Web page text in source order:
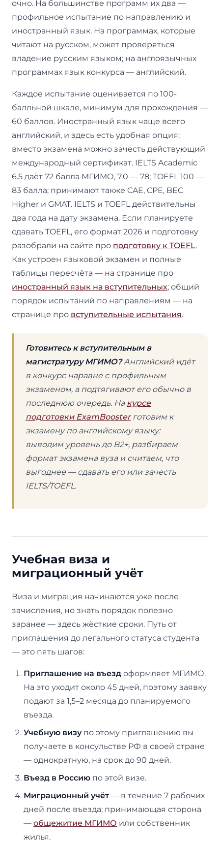
очно. На большинстве программ их два —
профильное испытание по направлению и
иностранный язык. На программах, которые
читают на русском, может проверяться
владение русским языком; на англоязычных
программах язык конкурса — английский.
Каждое испытание оценивается по 100-
балльной шкале, минимум для прохождения —
60 баллов. Иностранный язык чаще всего
английский, и здесь есть удобная опция:
вместо экзамена можно зачесть действующий
международный сертификат. IELTS Academic
6.5 даёт 72 балла МГИМО, 7.0 — 78; TOEFL 100 —
83 балла; принимают также CAE, CPE, BEC
Higher и GMAT. IELTS и TOEFL действительны
два года на дату экзамена. Если планируете
сдавать TOEFL, его формат 2026 и подготовку
разобрали на сайте про подготовку к TOEFL.
Как устроен языковой экзамен и полные
таблицы пересчёта — на странице про
иностранный язык на вступительных; общий
порядок испытаний по направлениям — на
странице про вступительные испытания.
Готовитесь к вступительным в
магистратуру МГИМО?Английский идёт
в конкурс наравне с профильным
экзаменом, а подтягивают его обычно в
последнюю очередь. На курсе
подготовки ExamBoosterготовим к
экзамену по английскому языку:
выводим уровень до B2+, разбираем
формат экзамена вуза и считаем, что
выгоднее — сдавать его или зачесть
IELTS/TOEFL.
Учебная виза и
миграционный учёт
Виза и миграция начинаются уже после
зачисления, но знать порядок полезно
заранее — здесь жёсткие сроки. Путь от
приглашения до легального статуса студента
— это пять шагов:
Приглашение на въезд оформляет МГИМО.
На это уходит около 45 дней, поэтому заявку
подают за 1,5–2 месяца до планируемого
въезда.
Учебную визупо этому приглашению вы
получаете в консульстве РФ в своей стране
— однократную, на срок до 90 дней.
Въезд в Россию по этой визе.
Миграционный учёт— в течение 7 рабочих
дней после въезда; принимающая сторона
— общежитие МГИМО или собственник
жилья.